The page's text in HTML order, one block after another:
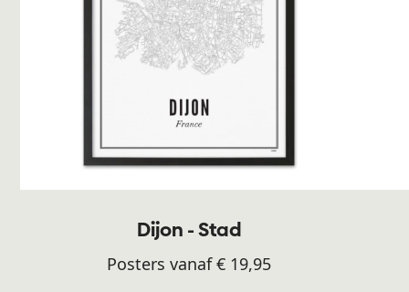
Dijon - Stad
Posters vanaf € 19,95